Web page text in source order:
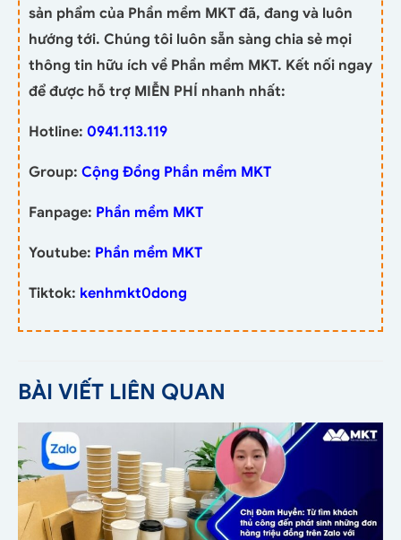
sản phẩm của Phần mềm MKT đã, đang và luôn
hướng tới. Chúng tôi luôn sẵn sàng chia sẻ mọi
thông tin hữu ích về Phần mềm MKT. Kết nối ngay
để được hỗ trợ MIỄN PHÍ nhanh nhất:
Hotline: 0941.113.119
Group: Cộng Đồng Phần mềm MKT
Fanpage: Phần mềm MKT
Youtube: Phần mềm MKT
Tiktok: kenhmkt0dong
BÀI VIẾT LIÊN QUAN